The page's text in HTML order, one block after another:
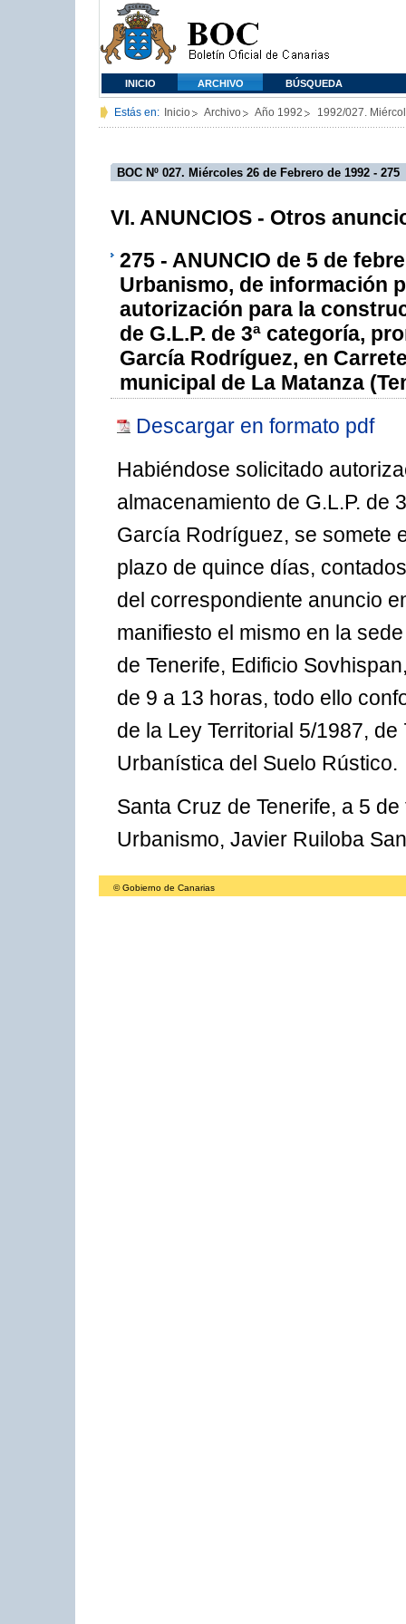
INICIO ARCHIVO BÚSQUEDA
Estás en: Inicio Archivo Año 1992 1992/027.
BOC Nº 027. Miércoles 26 de Febrero de 1992 - 275
VI. ANUNCIOS - Otros
275 - ANUNCIO de 5 de
Urbanismo, de información
autorización para la
de G.L.P. de 3ª categoría,
García Rodríguez, en
municipal de La Matanza
Descargar en formato pdf
Habiéndose solicitado
almacenamiento de G.L.P. de
García Rodríguez, se somete
plazo de quince días,
del correspondiente anuncio
manifiesto el mismo en la
de Tenerife, Edificio
de 9 a 13 horas, todo ello
de la Ley Territorial 5/1987,
Urbanística del Suelo Rústico.
Santa Cruz de Tenerife, a 5
Urbanismo, Javier Ruiloba
© Gobierno de Canarias